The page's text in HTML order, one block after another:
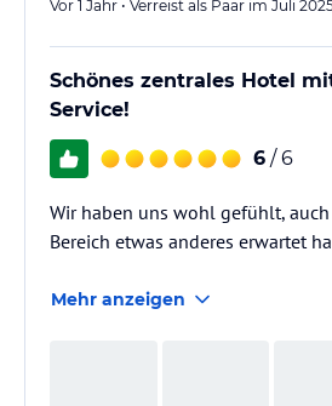
Vor 1 Jahr • Verreist als Paar im Juli
Schönes zentrales Hotel
Service!
6 / 6
Wir haben uns wohl gefühlt,
Bereich etwas anderes erwartet
Mehr anzeigen